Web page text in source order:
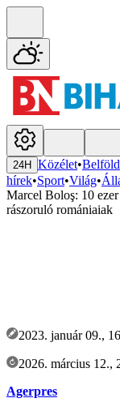
24H Közélet•Belföld
hírek•Sport•Világ•
Marcel Boloş: 10
rászoruló romániaiak
2023. január 09.,
2026. március 12.,
Agerpres